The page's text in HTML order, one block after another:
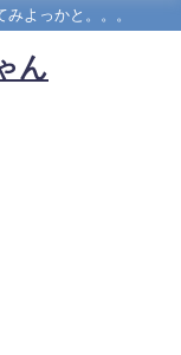
よっかと。。。
ん